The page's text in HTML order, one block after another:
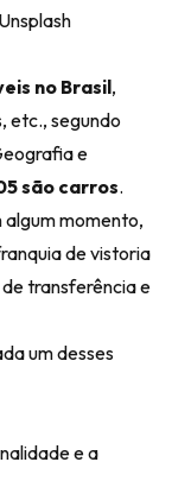
no Brasil,
etc., segundo
e
são carros.
algum momento,
de vistoria
transferência e
um desses
e a